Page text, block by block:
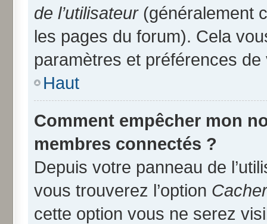
de l’utilisateur(généralement
les pages du forum). Cela
paramètres et préférences
Haut
Comment empêcher mon
membres connectés ?
Depuis votre panneau de
vous trouverez l’option
cette option vous ne serez